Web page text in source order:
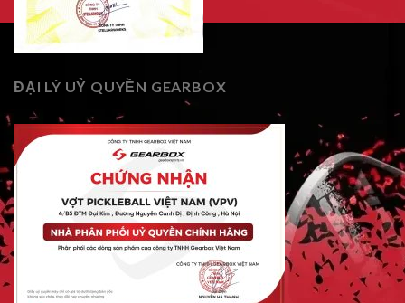
ĐẠI LÝ UỶ QUYỀN GEARBOX